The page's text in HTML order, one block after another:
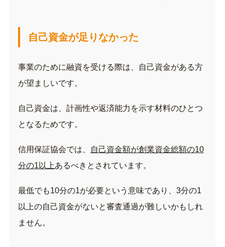
自己資金が足りなかった
事業のために融資を受ける際は、自己資金がある方
が望ましいです。
自己資金は、計画性や返済能力を示す材料のひとつ
となるためです。
信用保証協会では、
自己資金額が創業資金総額の10
分の1以上あるべきとされています。
最低でも10分の1が必要という意味であり、3分の1
以上の自己資金がないと審査通過が難しいかもしれ
ません。